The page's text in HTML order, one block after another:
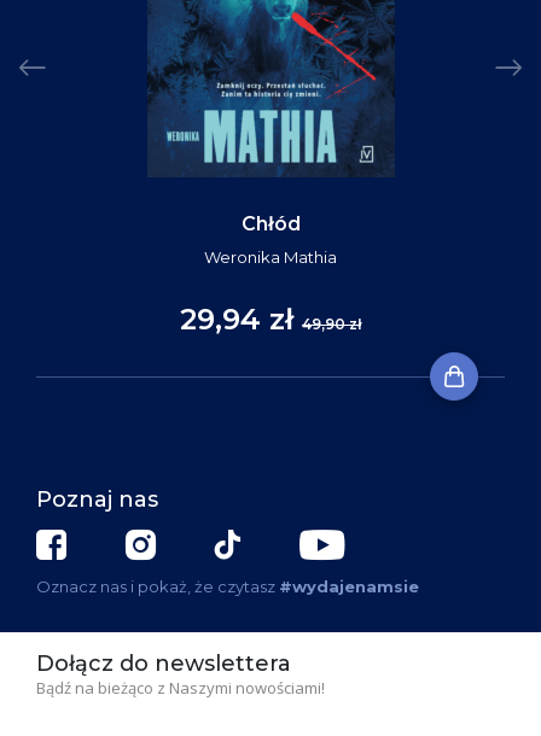
Chłód
Weronika Mathia
29,94 zł 49,90 zł
Poznaj nas
Oznacz nas i pokaż, że czytasz #wydajenamsie
Dołącz do newslettera
Bądź na bieżąco z Naszymi nowościami!